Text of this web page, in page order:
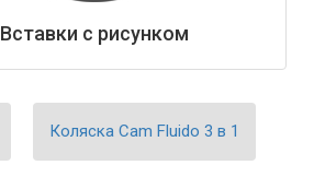
Вставки с рисунком
Коляска Cam Fluido 3 в 1